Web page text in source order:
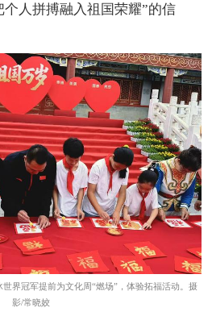
人拼搏融入祖国荣耀”的信
界冠军提前为文化周“燃场”，体验拓福活动。摄
影/常晓姣